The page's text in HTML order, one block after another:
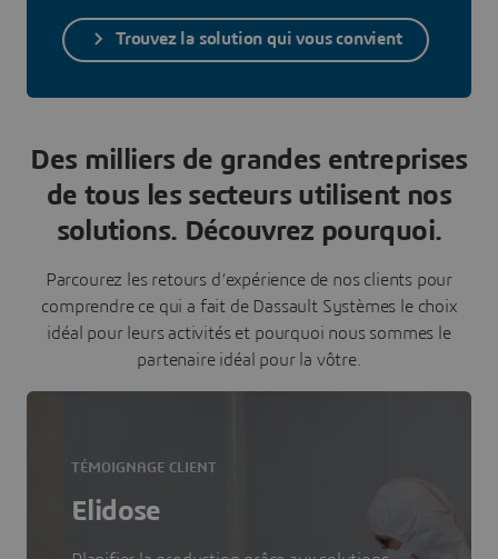
Trouvez la solution qui vous convient
Des milliers de grandes entreprises
de tous les secteurs utilisent nos
solutions. Découvrez pourquoi.
Parcourez les retours d’expérience de nos clients pour
comprendre ce qui a fait de Dassault Systèmes le choix
idéal pour leurs activités et pourquoi nous sommes le
partenaire idéal pour la vôtre.
TÉMOIGNAGE CLIENT
Elidose